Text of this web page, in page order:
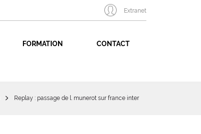
Extranet
FORMATION CONTACT
Replay : passage de l. munerot sur france inter